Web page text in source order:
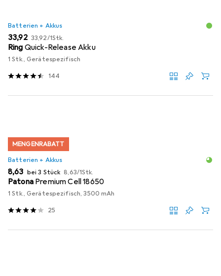
Batterien + Akkus
EUR
33,92 EUR
33,92/1Stk.
Ring Quick-Release Akku
1 Stk., Gerätespezifisch
144
MENGENRABATT
Batterien + Akkus
EUR
8,63 bei 3 Stück EUR
8,63/1Stk.
Patona Premium Cell 18650
1 Stk., Gerätespezifisch, 3500 mAh
25